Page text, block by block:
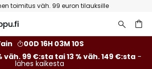
toimitus väh. 99 euron tilauksille
00D 16H 03M 09S
väh. 99 €:sta tai 13 % väh. 149 €:sta -
lähes kaikesta